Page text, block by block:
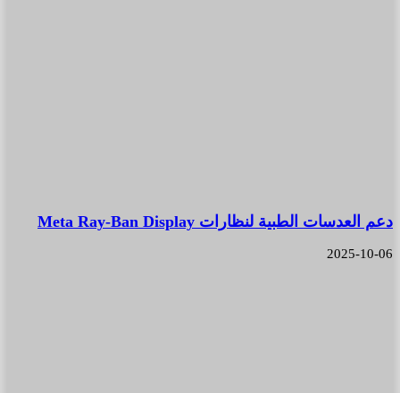
دعم العدسات الطبية لنظارات Meta Ray-Ban Display
2025-10-06